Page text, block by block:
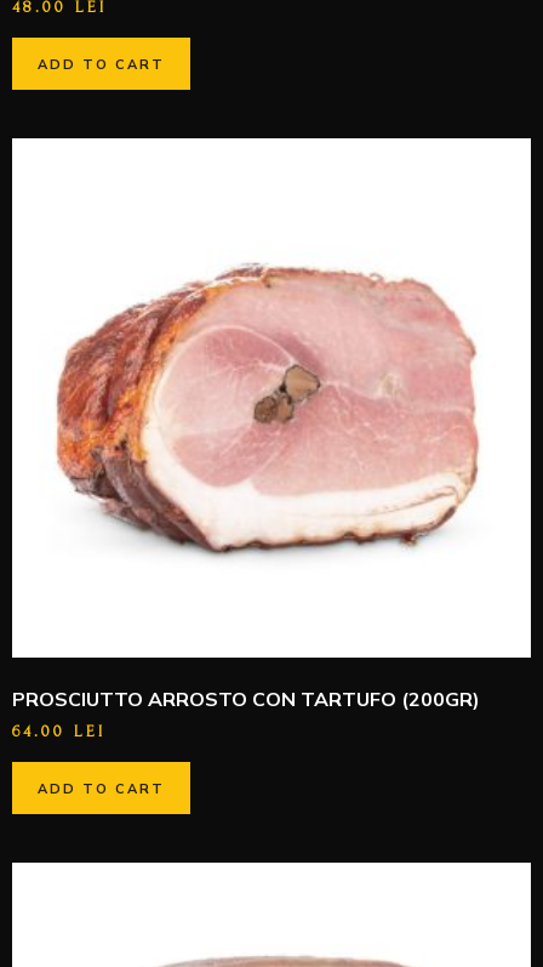
48.00 LEI
ADD TO CART
PROSCIUTTO ARROSTO CON TARTUFO (200GR)
64.00 LEI
ADD TO CART